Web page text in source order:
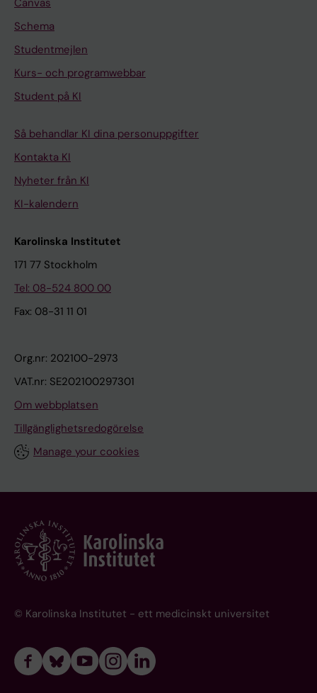
Schema
Studentmejlen
Kurs- och programwebbar
Student på KI
Så behandlar KI dina personuppgifter
Kontakta KI
Nyheter från KI
KI-kalendern
Karolinska Institutet
171 77 Stockholm
Tel: 08-524 800 00
Fax: 08-31 11 01
Org.nr: 202100-2973
VAT.nr: SE202100297301
Om webbplatsen
Tillgänglighetsredogörelse
Manage your cookies
© Karolinska Institutet - ett medicinskt universitet